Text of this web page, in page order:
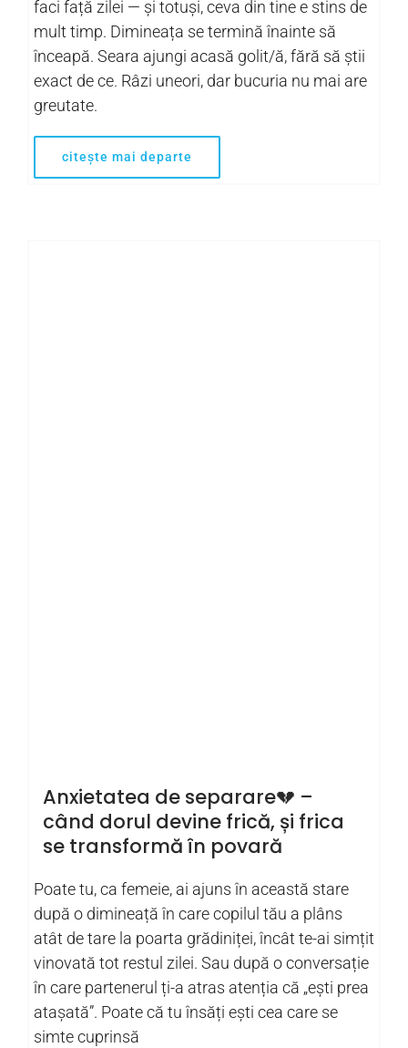
faci față zilei — și totuși, ceva din tine e stins de
mult timp. Dimineața se termină înainte să
înceapă. Seara ajungi acasă golit/ă, fără să știi
exact de ce. Râzi uneori, dar bucuria nu mai are
greutate.
citește mai departe
Anxietatea de separare💔 –
când dorul devine frică, și frica
se transformă în povară
Poate tu, ca femeie, ai ajuns în această stare
după o dimineață în care copilul tău a plâns
atât de tare la poarta grădiniței, încât te-ai simțit
vinovată tot restul zilei. Sau după o conversație
în care partenerul ți-a atras atenția că „ești prea
atașată”. Poate că tu însăți ești cea care se
simte cuprinsă